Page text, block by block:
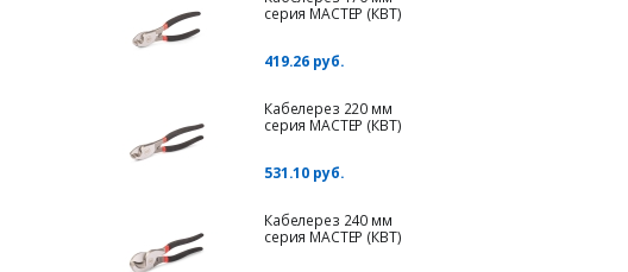
серия МАСТЕР (КВТ)
419.26 руб.
Кабелерез 220 мм
серия МАСТЕР (КВТ)
531.10 руб.
Кабелерез 240 мм
серия МАСТЕР (КВТ)